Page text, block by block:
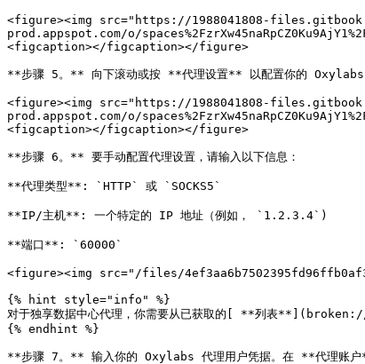
<figure><img src="https://1988041808-
prod.appspot.com/o/
<figcaption></figcaption></figure>
**步骤 5。** 向下滚动或按 **代理设置** 以配置你的
<figure><img src="https://1988041808-
prod.appspot.com/o/
<figcaption></figcaption></figure>
**步骤 6。** 要手动配置代理设置，请输入以下信息：
**代理类型**: `HTTP` 或 `SOCKS5`
**IP/主机**: 一个特定的 IP 地址（例如， `1.2.3.4`)
**端口**: `60000`
<figure><img src="/files/
{% hint style="info" %}
对于独享数据中心代理，你需要从已获取的[ **列表
{% endhint %}
**步骤 7。** 输入你的 Oxylabs 代理用户凭据。在 **代理